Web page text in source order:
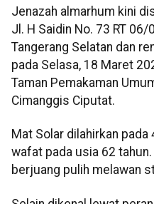
Jenazah almarhum kini
Jl. H Saidin No. 73 RT
Tangerang Selatan dan
pada Selasa, 18 Maret
Taman Pemakaman
Cimanggis Ciputat.
Mat Solar dilahirkan
wafat pada usia 62
berjuang pulih melawan